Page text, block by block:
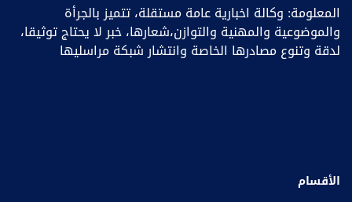
المعلومة: وكالة اخبارية عامة مستقلة، تتميز بالجرأة
والموضوعية والمهنية والتوازن،شعارها، خبر ﻻ يحتاج توثيقا،
لدقة وتنوع مصادرها الخاصة وانتشار شبكة مراسليها
الأقسام